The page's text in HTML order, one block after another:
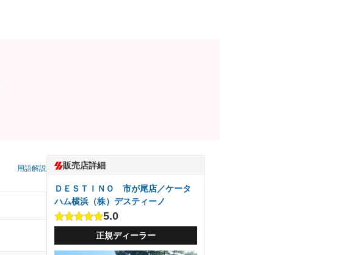
用語解説 販売店詳細
ＤＥＳＴＩＮＯ 市が尾店／ケータ
ハム横浜（株）デスティーノ
5.0
正規ディーラー